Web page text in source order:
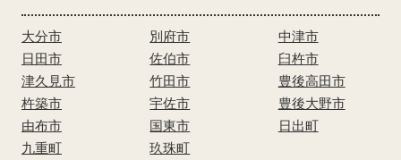
大分市 別府市
中津市
日田市
佐伯市
臼杵市
津久見市
竹田市
豊後高田市
杵築市
宇佐市
豊後大野市
由布市
国東市
日出町
九重町
玖珠町